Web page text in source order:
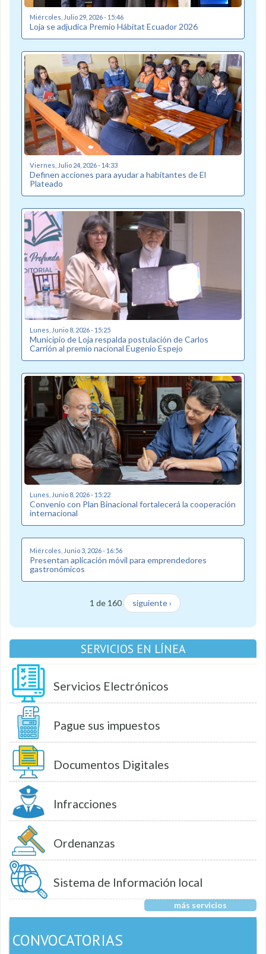
Miércoles, Julio 29, 2026 - 15:46
Loja se adjudica Premio Hábitat Ecuador 2026
Viernes, Julio 24, 2026 - 14:33
Definen acciones para ayudar a habitantes de El
Plateado
Lunes, Junio 8, 2026 - 15:25
Municipio de Loja respalda postulación de Carlos
Carrión al premio nacional Eugenio Espejo
Lunes, Junio 8, 2026 - 15:22
Convenio con Plan Binacional fortalecerá la cooperación
internacional
Miércoles, Junio 3, 2026 - 16:56
Presentan aplicación móvil para emprendedores
gastronómicos
1 de 160 siguiente ›
SERVICIOS EN LÍNEA
Servicios Electrónicos
Pague sus impuestos
Documentos Digitales
Infracciones
Ordenanzas
Sistema de Información local
más servicios
CONVOCATORIAS